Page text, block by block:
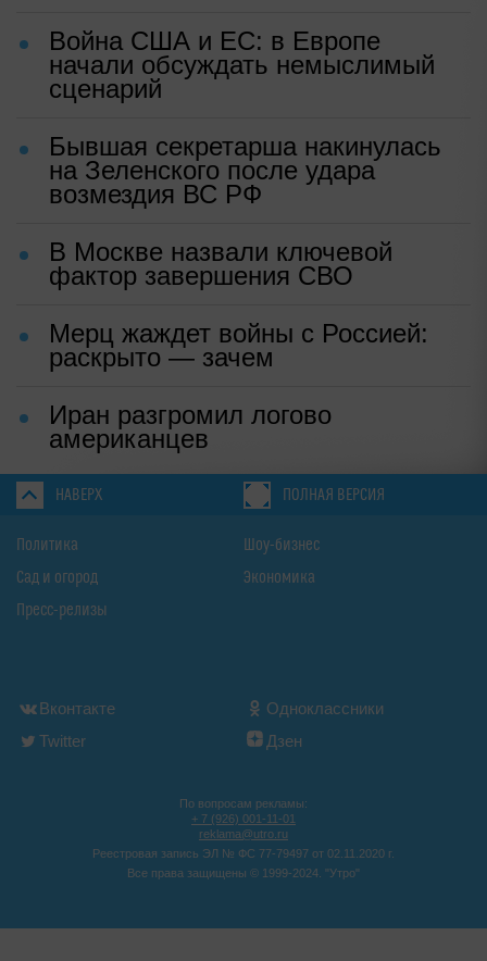
Война США и ЕС: в Европе
начали обсуждать немыслимый
сценарий
Бывшая секретарша накинулась
на Зеленского после удара
возмездия ВС РФ
В Москве назвали ключевой
фактор завершения СВО
Мерц жаждет войны с Россией:
раскрыто — зачем
Иран разгромил логово
американцев
НАВЕРХ ПОЛНАЯ ВЕРСИЯ
Политика
Сад и огород
Пресс-релизы
Шоу-бизнес
Экономика
Вконтакте
Одноклассники
Twitter
Дзен
По вопросам рекламы:
+ 7 (926) 001-11-01
reklama@utro.ru
Реестровая запись ЭЛ № ФС 77-79497 от 02.11.2020 г.
Все права защищены © 1999-2024. "Утро"